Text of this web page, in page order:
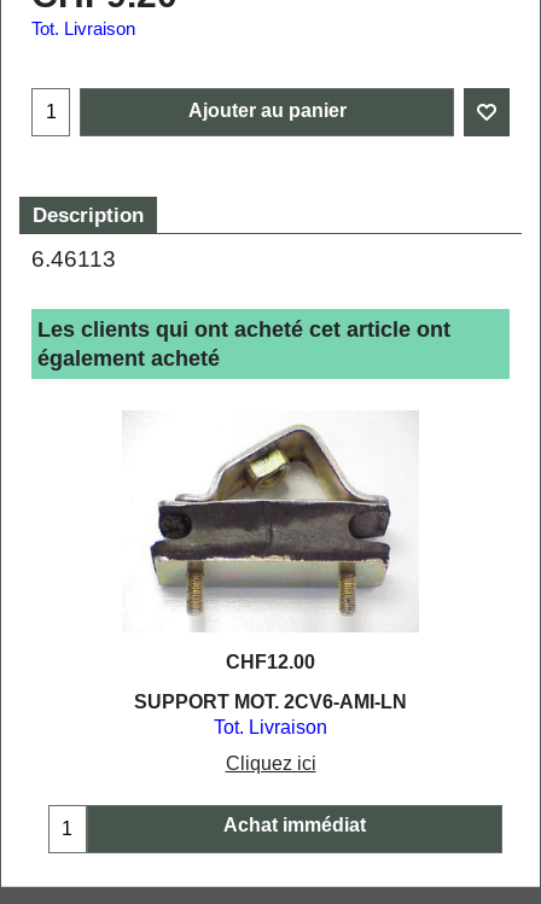
Tot. Livraison
Ajouter au panier
Description
6.46113
Les clients qui ont acheté cet article ont
également acheté
CHF12.00
SUPPORT MOT. 2CV6-AMI-LN
Tot. Livraison
Cliquez ici
Achat immédiat